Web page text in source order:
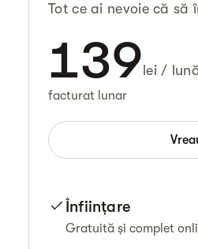
Tot ce ai nevoie că să
139 lei /
facturat lunar
Înființare
Gratuită și complet